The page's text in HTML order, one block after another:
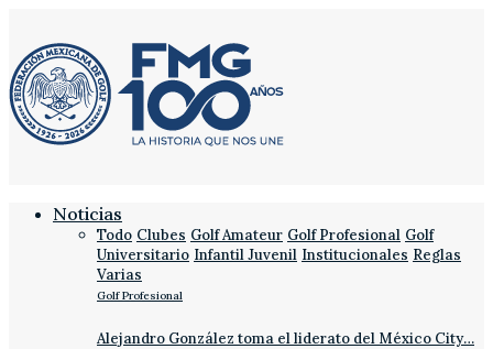
Noticias
Todo Clubes Golf Amateur Golf Profesional Golf
Universitario Infantil Juvenil Institucionales Reglas
Varias
Golf Profesional
Alejandro González toma el liderato del México City…